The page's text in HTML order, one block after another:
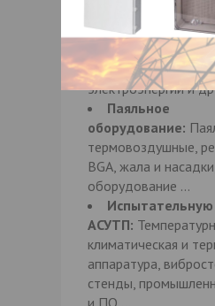
Контрольно-
приборы:
частотомеры,
питания,
электроэнергии и
Паяльное
оборудование:
термовоздушные,
BGA, жала и
оборудование …
АСУТП:
климатическая и
аппаратура,
стенды,
и ПО …